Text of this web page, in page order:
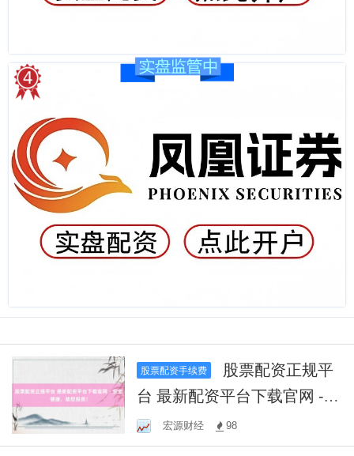
股票配资手续费
台 最新配资平台下载官网 -
安全便捷，助您投资！
宏源财经 98